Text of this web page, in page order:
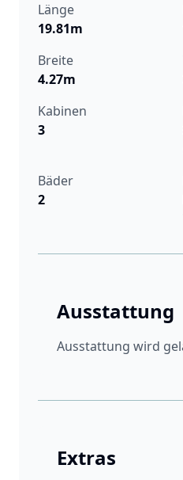
Länge
19.81m
Breite
4.27m
Kabinen
3
Bäder
2
Ausstattung
Ausstattung wird
Extras